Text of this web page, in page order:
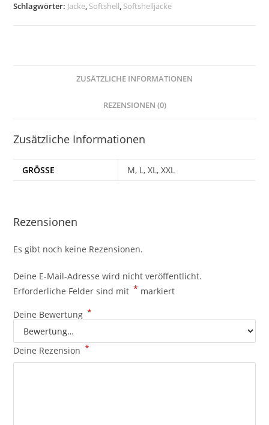
Schlagwörter: Jacke, Softshell, Softshelljacke
ZUSÄTZLICHE INFORMATIONEN
REZENSIONEN (0)
Zusätzliche Informationen
GRÖSSE M, L, XL, XXL
Rezensionen
Es gibt noch keine Rezensionen.
Deine E-Mail-Adresse wird nicht veröffentlicht.
Erforderliche Felder sind mit * markiert
Deine Bewertung *
Deine Rezension *